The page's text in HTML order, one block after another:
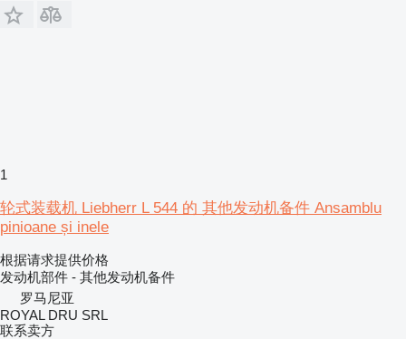
1
轮式装载机 Liebherr L 544 的 其他发动机备件 Ansamblu
pinioane și inele
根据请求提供价格
发动机部件 - 其他发动机备件
罗马尼亚
ROYAL DRU SRL
联系卖方